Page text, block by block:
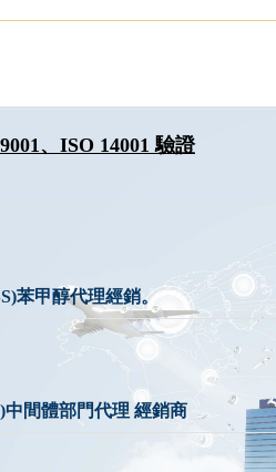
、ISO 14001 驗證
苯甲醇代理經銷。
間體部門代理 經銷商